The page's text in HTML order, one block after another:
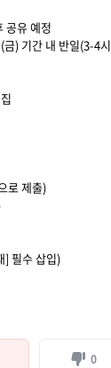
공유 예정
) 기간 내 반일(3-4
로 제출)
] 필수 삽입)
0